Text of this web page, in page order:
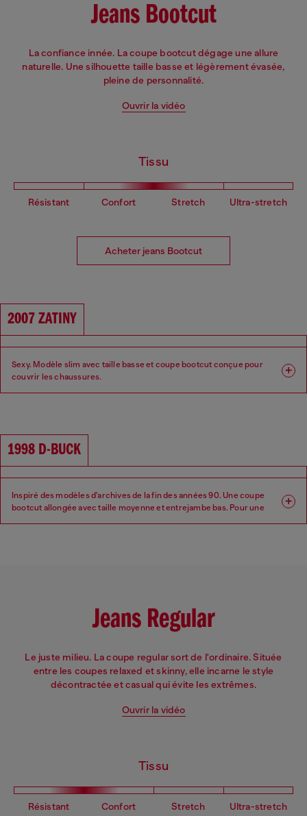
Jeans Bootcut
La confiance innée. La coupe bootcut dégage une allure
naturelle. Une silhouette taille basse et légèrement évasée,
pleine de personnalité.
Ouvrir la vidéo
Tissu
Résistant Confort Stretch Ultra-stretch
Acheter jeans Bootcut
2007 ZATINY
Sexy. Modèle slim avec taille basse et coupe bootcut conçue pour
couvrir les chaussures.
Taille : Basse
1998 D-BUCK
Inspiré des modèles d'archives de la fin des années 90. Une coupe
bootcut allongée avec taille moyenne et entrejambe bas. Pour une
Jeans Regular
Le juste milieu. La coupe regular sort de l'ordinaire. Située
entre les coupes relaxed et skinny, elle incarne le style
décontractée et casual qui évite les extrêmes.
Ouvrir la vidéo
Tissu
Résistant Confort Stretch Ultra-stretch